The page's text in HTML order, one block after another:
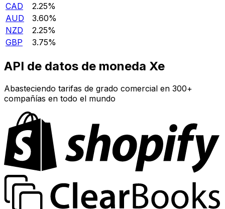
CAD
2.25%
AUD
3.60%
NZD
2.25%
GBP
3.75%
API de datos de moneda Xe
Abasteciendo tarifas de grado comercial en 300+
compañías en todo el mundo